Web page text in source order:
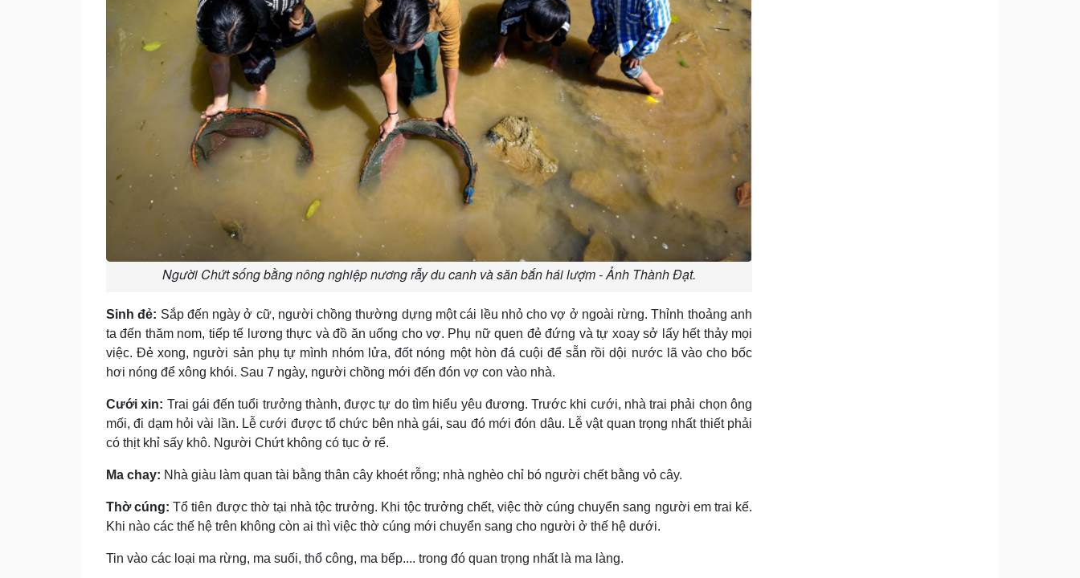
Người Chứt sống bằng nông nghiệp nương rẫy du canh và săn bắn hái lượm - Ảnh Thành Đạt.
Sinh đẻ: Sắp đến ngày ở cữ, người chồng thường dựng một cái lều nhỏ cho vợ ở ngoài rừng. Thỉnh thoảng anh
ta đến thăm nom, tiếp tế lương thực và đồ ăn uống cho vợ. Phụ nữ quen đẻ đứng và tự xoay sở lấy hết thảy mọi
việc. Ðẻ xong, người sản phụ tự mình nhóm lửa, đốt nóng một hòn đá cuội để sẵn rồi dội nước lã vào cho bốc
hơi nóng để xông khói. Sau 7 ngày, người chồng mới đến đón vợ con vào nhà.
Cưới xin: Trai gái đến tuổi trưởng thành, được tự do tìm hiểu yêu đương. Trước khi cưới, nhà trai phải chọn ông
mối, đi dạm hỏi vài lần. Lễ cưới được tổ chức bên nhà gái, sau đó mới đón dâu. Lễ vật quan trọng nhất thiết phải
có thịt khỉ sấy khô. Người Chứt không có tục ở rể.
Ma chay: Nhà giàu làm quan tài bằng thân cây khoét rỗng; nhà nghèo chỉ bó người chết bằng vỏ cây.
Thờ cúng:Tổ tiên được thờ tại nhà tộc trưởng. Khi tộc trưởng chết, việc thờ cúng chuyển sang người em trai kế.
Khi nào các thế hệ trên không còn ai thì việc thờ cúng mới chuyển sang cho người ở thế hệ dưới.
Tin vào các loại ma rừng, ma suối, thổ công, ma bếp.... trong đó quan trọng nhất là ma làng.